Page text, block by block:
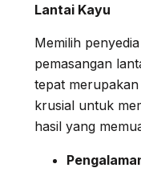
Lantai Kayu
Memilih
pemasangan
tepat
krusial untuk
hasil yang